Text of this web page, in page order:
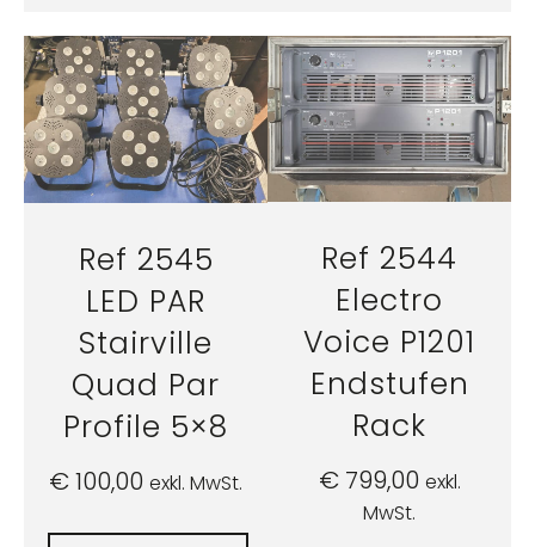
Ref 2545
LED PAR
Stairville
Quad Par
Profile 5×8
€100,00 exkl. MwSt.
Ref 2544
Electro
Voice P1201
Endstufen
Rack
€799,00 exkl.
MwSt.